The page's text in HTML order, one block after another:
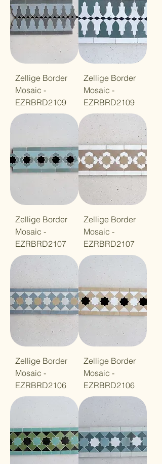
Zellige Border
Mosaic -
EZRBRD2109
Zellige Border
Mosaic -
EZRBRD2109
Zellige Border
Mosaic -
EZRBRD2107
Zellige Border
Mosaic -
EZRBRD2107
Zellige Border
Mosaic -
EZRBRD2106
Zellige Border
Mosaic -
EZRBRD2106